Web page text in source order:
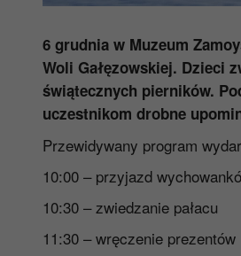
6 grudnia w Muzeum
Woli Gałęzowskiej. Dzieci
świątecznych pierników.
uczestnikom drobne
Przewidywany program
10:00 – przyjazd
10:30 – zwiedzanie pałacu
11:30 – wręczenie prezentów